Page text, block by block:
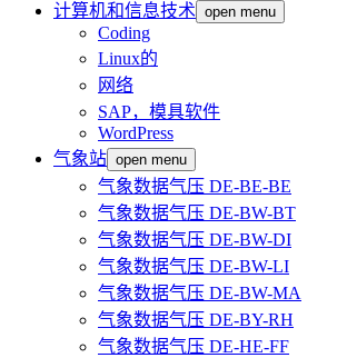
计算机和信息技术 open menu
Coding
Linux的
网络
SAP，模具软件
WordPress
气象站 open menu
气象数据气压 DE-BE-BE
气象数据气压 DE-BW-BT
气象数据气压 DE-BW-DI
气象数据气压 DE-BW-LI
气象数据气压 DE-BW-MA
气象数据气压 DE-BY-RH
气象数据气压 DE-HE-FF